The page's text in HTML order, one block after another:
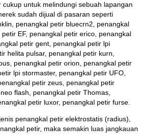
untuk melindungi sebuah lapangan
sudah dijual di pasaran seperti
penangkal petir bluecrn2, penangkal
EF, penangkal petir erico, penangkal
petir gent, penangkal petir lpi
helita pulsar, penangkal petir kurn,
penangkal petir orion, penangkal petir
lpi stormaster, penangkal petir UFO,
petir zeus, penangkal petir
flash, penangkal petir Thomas,
petir luxor, penangkal petir furse.
penangkal petir elektrostatis (radius),
petir, maka semakin luas jangkauan